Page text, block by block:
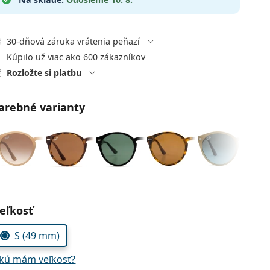
30-dňová záruka vrátenia peňazí
Kúpilo už viac ako 600 zákazníkov
Rozložte si platbu
varianty
parametre
S (49 mm)
mám veľkosť?